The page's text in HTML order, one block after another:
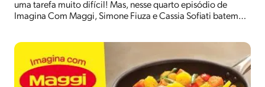
uma tarefa muito difícil! Mas, nesse quarto episódio de
Imagina Com Maggi, Simone Fiuza e Cassia Sofiati batem